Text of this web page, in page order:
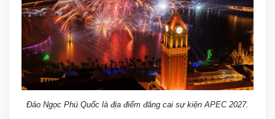
Đảo Ngọc Phú Quốc là địa điểm đăng cai sự kiện APEC 2027.